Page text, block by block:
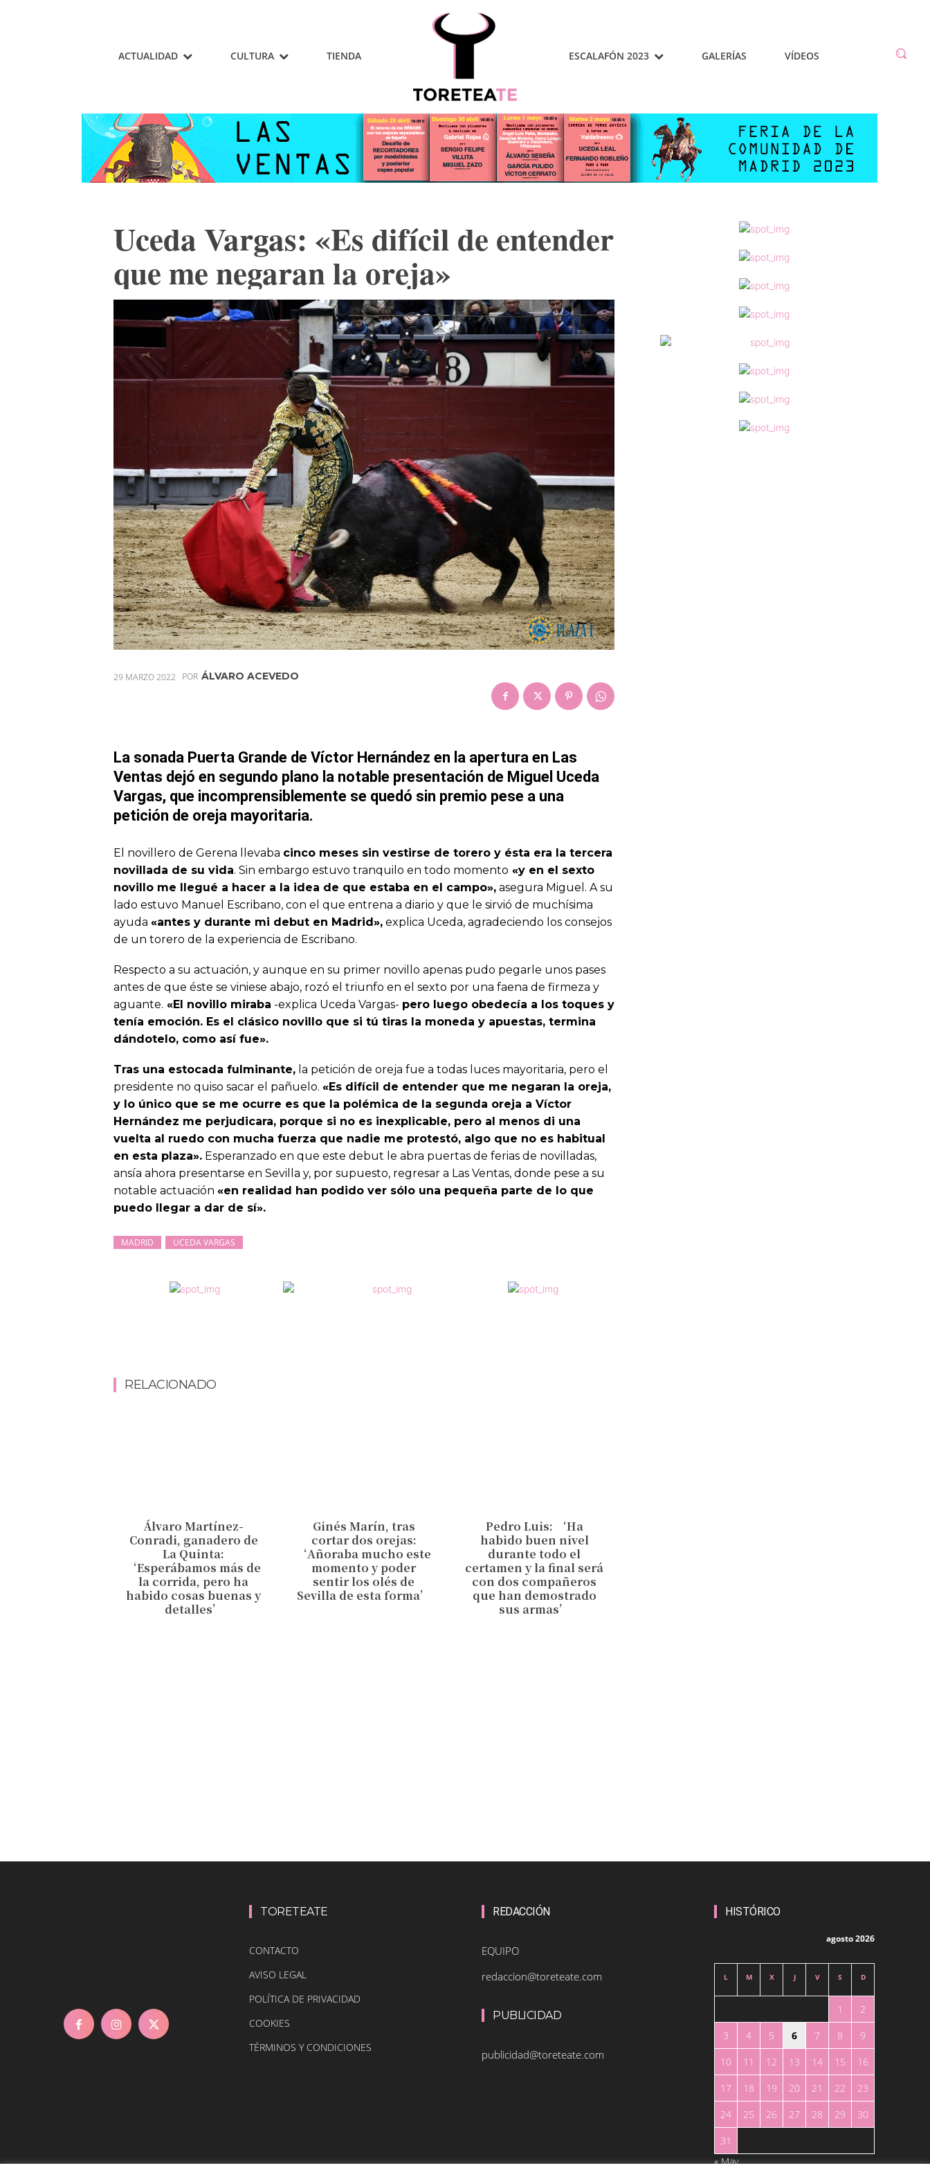
ACTUALIDAD CULTURA TIENDA ESCALAFÓN 2023 GALERÍAS VÍDEOS
Uceda Vargas: «Es difícil de entender
que me negaran la oreja»
29 MARZO 2022 POR ÁLVARO ACEVEDO
La sonada Puerta Grande de Víctor Hernández en la apertura en Las
Ventas dejó en segundo plano la notable presentación de Miguel Uceda
Vargas, que incomprensiblemente se quedó sin premio pese a una
petición de oreja mayoritaria.
El novillero de Gerena llevaba cinco meses sin vestirse de torero y ésta era la tercera
novillada de su vida. Sin embargo estuvo tranquilo en todo momento «y en el sexto
novillo me llegué a hacer a la idea de que estaba en el campo», asegura Miguel. A su
lado estuvo Manuel Escribano, con el que entrena a diario y que le sirvió de muchísima
ayuda «antes y durante mi debut en Madrid», explica Uceda, agradeciendo los consejos
de un torero de la experiencia de Escribano.
Respecto a su actuación, y aunque en su primer novillo apenas pudo pegarle unos pases
antes de que éste se viniese abajo, rozó el triunfo en el sexto por una faena de firmeza y
aguante. «El novillo miraba -explica Uceda Vargas- pero luego obedecía a los toques y
tenía emoción. Es el clásico novillo que si tú tiras la moneda y apuestas, termina
dándotelo, como así fue».
Tras una estocada fulminante, la petición de oreja fue a todas luces mayoritaria, pero el
presidente no quiso sacar el pañuelo. «Es difícil de entender que me negaran la oreja,
y lo único que se me ocurre es que la polémica de la segunda oreja a Víctor
Hernández me perjudicara, porque si no es inexplicable, pero al menos di una
vuelta al ruedo con mucha fuerza que nadie me protestó, algo que no es habitual
en esta plaza». Esperanzado en que este debut le abra puertas de ferias de novilladas,
ansía ahora presentarse en Sevilla y, por supuesto, regresar a Las Ventas, donde pese a su
notable actuación «en realidad han podido ver sólo una pequeña parte de lo que
puedo llegar a dar de sí».
MADRID UCEDA VARGAS
RELACIONADO
Álvaro Martínez-
Conradi, ganadero de
La Quinta:
‘Esperábamos más de
la corrida, pero ha
habido cosas buenas y
detalles’
Ginés Marín, tras
cortar dos orejas:
‘Añoraba mucho este
momento y poder
sentir los olés de
Sevilla de esta forma’
Pedro Luis: ‘Ha
habido buen nivel
durante todo el
certamen y la final será
con dos compañeros
que han demostrado
sus armas’
TORETEATE
CONTACTO
AVISO LEGAL
POLÍTICA DE PRIVACIDAD
COOKIES
TÉRMINOS Y CONDICIONES
REDACCIÓN
EQUIPO
redaccion@toreteate.com
PUBLICIDAD
publicidad@toreteate.com
HISTÓRICO
agosto 2026
L M X J V S D
1
2
3
4 5 6 7 8
9
10
11 12 13 14 15
16
17
18 19 20 21 22
23
24
25 26 27 28 29
30
31
« May